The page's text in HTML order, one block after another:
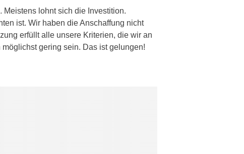
lohnt sich die Investition.
ist. Wir haben die Anschaffung nicht
erfüllt alle unsere Kriterien, die wir an
gering sein. Das ist gelungen!